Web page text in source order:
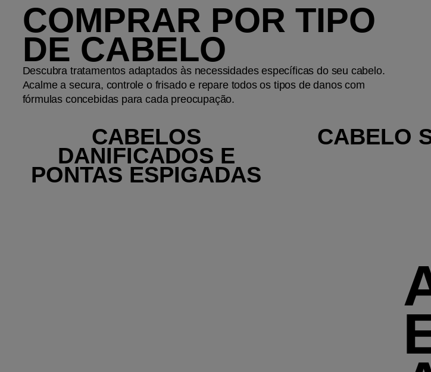
COMPRAR POR TIPO
DE CABELO
Descubra tratamentos adaptados às necessidades específicas do seu cabelo.
Acalme a secura, controle o frisado e repare todos os tipos de danos com
fórmulas concebidas para cada preocupação.
CABELOS
DANIFICADOS E
PONTAS ESPIGADAS
CABELO